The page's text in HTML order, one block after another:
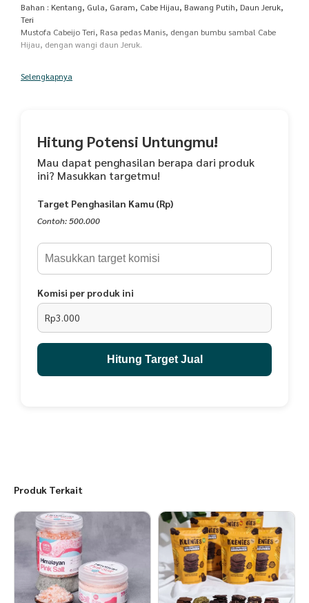
Bahan : Kentang, Gula, Garam, Cabe Hijau, Bawang Putih, Daun Jeruk,
Teri
Mustofa Cabeijo Teri, Rasa pedas Manis, dengan bumbu sambal Cabe
Hijau, dengan wangi daun Jeruk.
No. PIRT : 5.15.3207.02.0824-25
Selengkapnya
Hitung Potensi Untungmu!
Mau dapat penghasilan berapa dari produk
ini? Masukkan targetmu!
Target Penghasilan Kamu (Rp)
Contoh: 500.000
Komisi per produk ini
Rp3.000
Hitung Target Jual
Produk Terkait